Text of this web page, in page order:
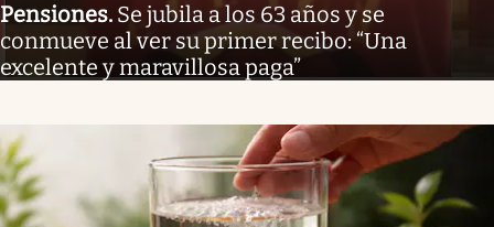
Pensiones. Se jubila a los 63 años y se
conmueve al ver su primer recibo: “Una
excelente y maravillosa paga”